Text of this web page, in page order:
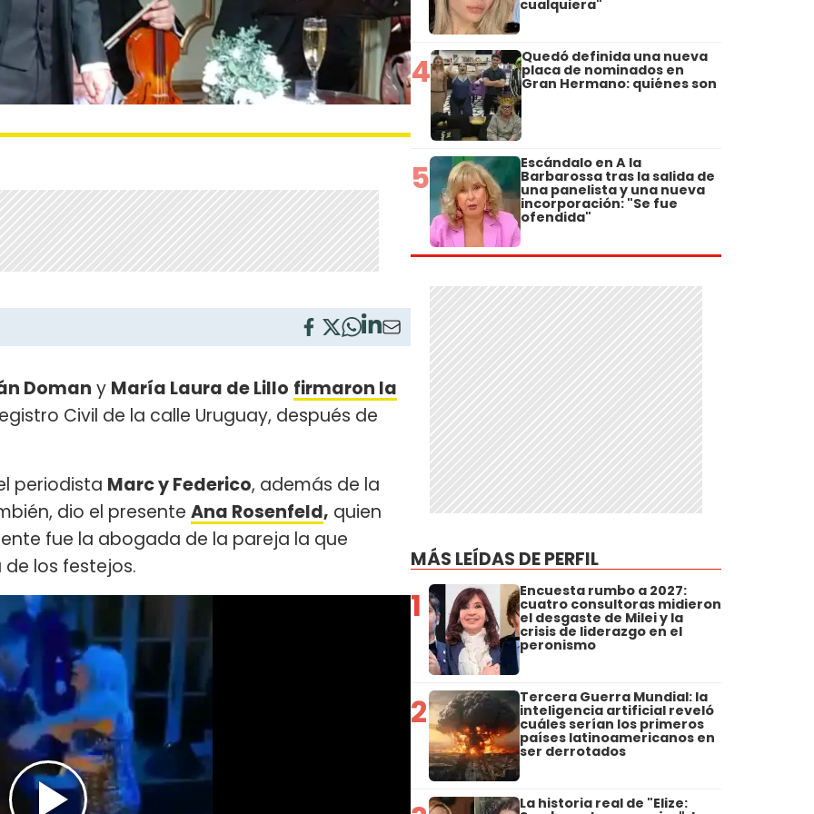
Doman y María Laura de Lillo firmaron la
Civil de la calle Uruguay, después de
periodista Marc y Federico, además de la
dio el presente Ana Rosenfeld, quien
fue la abogada de la pareja la que
los festejos.
cualquiera"
4 Quedó definida una nueva
placa de nominados en
Gran Hermano: quiénes son
5 Escándalo en A la
Barbarossa tras la salida de
una panelista y una nueva
incorporación: "Se fue
ofendida"
MÁS LEÍDAS DE PERFIL
1 Encuesta rumbo a 2027:
cuatro consultoras midieron
el desgaste de Milei y la
crisis de liderazgo en el
peronismo
2 Tercera Guerra Mundial: la
inteligencia artificial reveló
cuáles serían los primeros
países latinoamericanos en
ser derrotados
La historia real de "Elize: